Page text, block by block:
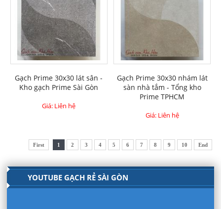
Gạch Prime 30x30 lát sân -
Kho gạch Prime Sài Gòn
Giá: Liên hệ
Gạch Prime 30x30 nhám lát
sàn nhà tắm - Tổng kho
Prime TPHCM
Giá: Liên hệ
First 1 2 3 4 5 6 7 8 9 10 End
YOUTUBE GẠCH RẺ SÀI GÒN